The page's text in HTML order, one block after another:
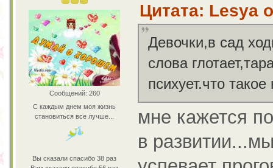
Сообщений: 260
С каждым днем моя жизнь
становиться все лучше...
Вы сказали спасибо 38 раз
Цитата: Lesya
Девочки,в сад
слова
психует.что
мне кажется
в